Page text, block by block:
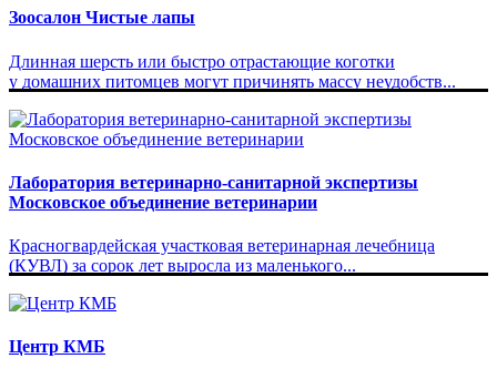
Зоосалон Чистые лапы
Длинная шерсть или быстро отрастающие коготки
у домашних питомцев могут причинять массу неудобств...
Лаборатория ветеринарно-санитарной экспертизы
Московское объединение ветеринарии
Красногвардейская участковая ветеринарная лечебница
(КУВЛ) за сорок лет выросла из маленького...
Центр КМБ